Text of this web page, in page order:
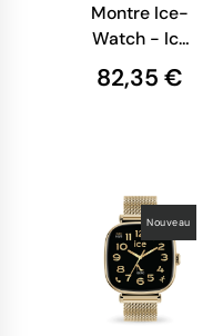
Montre Ice-
Watch - Ice
Glitter -
Femme -
82,35 €
Nouveau